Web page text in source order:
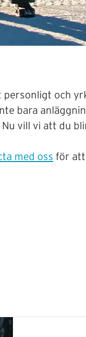
och
bara
vill vi att du
med oss för att